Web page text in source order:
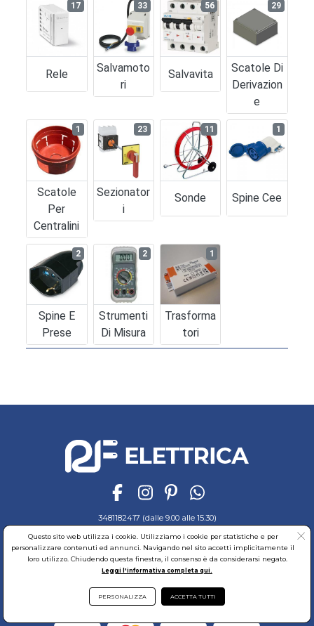
Rele
17
Salvamoto
Ri
33
Salvavita
56
Scatole Di
Derivazion
E
29
Scatole
Per
Centralini
1
Sezionator
I
23
Sonde
11
Spine Cee
1
Spine E
Prese
2
Strumenti
Di Misura
2
Trasforma
Tori
1
3481182417 (dalle 9.00 alle 15.30)
Ordini e Pagamenti Sicurezza Spedizioni Cookies
Garanzia
Privacy
Recesso Regolamento Richiedi reso
© RF Elettrica Srl - Sede Legale: Via Alcide de Gasperi, 74 - 04011 Aprilia (LT)
Sede Operativa: Via Alcide de Gasperi, 74 - 04011 Aprilia (LT)
Cap. Soc. 95.000,00 Euro Iscritta al Reg. delle Imprese di Latina REA:LT-171116
Questo sito web utilizza i cookie. Utilizziamo i cookie per statistiche e per
personalizzare contenuti ed annunci. Navigando nel sito accetti implicitamente il
loro utilizzo. Chiudendo questa finestra, il consenso è da considerarsi negato.
Leggi l'informativa completa qui.
PERSONALIZZA ACCETTA TUTTI